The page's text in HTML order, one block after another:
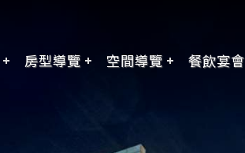
房型導覽 空間導覽 餐飲宴會